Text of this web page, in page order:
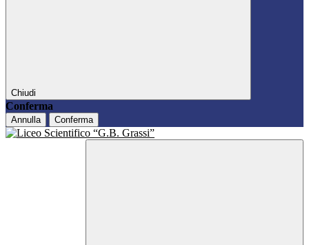
Chiudi
Conferma
Annulla Conferma